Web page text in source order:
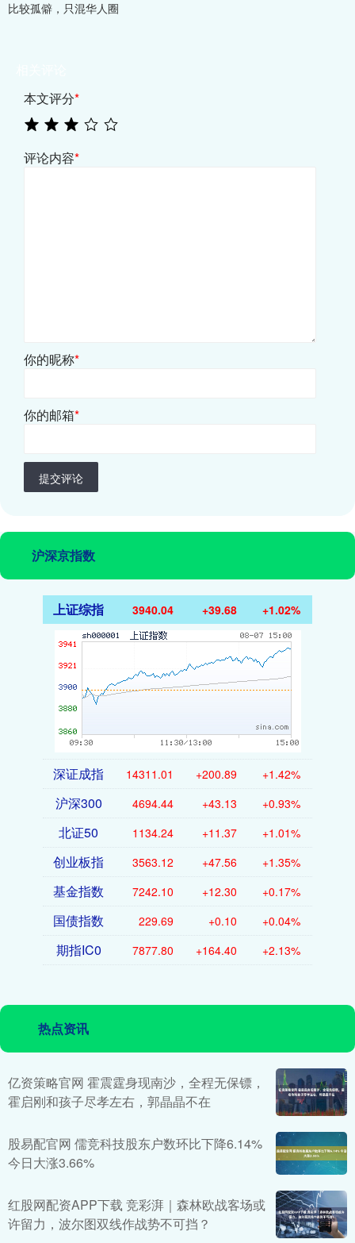
比较孤僻，只混华人圈
本文评分*
评论内容*
你的昵称*
你的邮箱*
提交评论
沪深京指数
上证综指 3940.04 +39.68 +1.02%
深证成指 14311.01 +200.89 +1.42%
沪深300 4694.44 +43.13 +0.93%
北证50 1134.24 +11.37 +1.01%
创业板指 3563.12 +47.56 +1.35%
基金指数 7242.10 +12.30 +0.17%
国债指数 229.69 +0.10 +0.04%
期指IC0 7877.80 +164.40 +2.13%
热点资讯
亿资策略官网 霍震霆身现南沙，全程无保镖，
霍启刚和孩子尽孝左右，郭晶晶不在
股易配官网 儒竞科技股东户数环比下降6.14%
今日大涨3.66%
红股网配资APP下载 竞彩湃｜森林欧战客场或
许留力，波尔图双线作战势不可挡？